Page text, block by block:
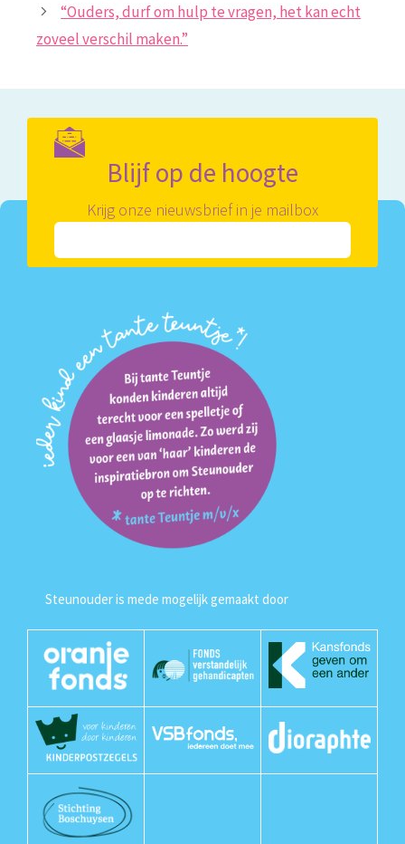
“Ouders, durf om hulp te vragen, het kan echt
zoveel verschil maken.”
Blijf op de hoogte
Krijg onze nieuwsbrief in je mailbox
Steunouder is mede mogelijk gemaakt door